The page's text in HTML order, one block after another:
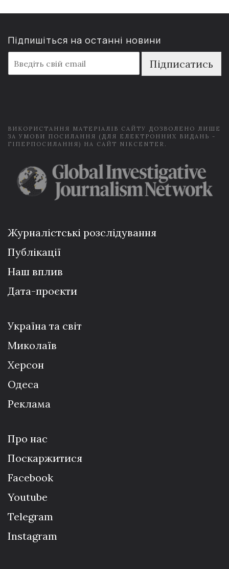
Підпишіться на останні новини
m
a
Підписатись
ВИКОРИСТАННЯ МАТЕРІАЛІВ САЙТУ ДОЗВОЛЕНО ЛИШЕ
ЗА УМОВИ ПОСИЛАННЯ (ДЛЯ ЕЛЕКТРОННИХ ВИДАНЬ -
ГІПЕРПОСИЛАННЯ) НА САЙТ NIKCENTER.
Журналістські розслідування
Публікації
Наш вплив
Дата-проєкти
Україна та світ
Миколаїв
Херсон
Одеса
Реклама
Про нас
Поскаржитися
Facebook
Youtube
Telegram
Instagram